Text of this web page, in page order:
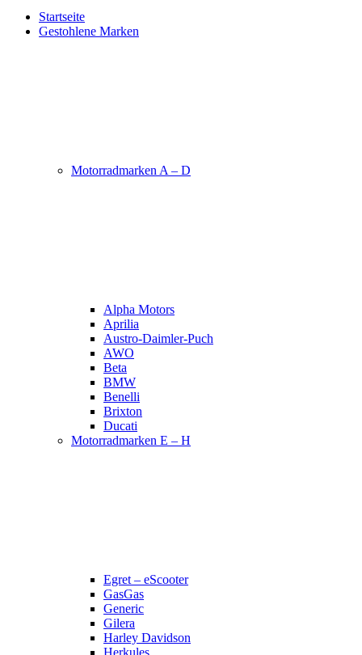
Startseite
Gestohlene Marken
Motorradmarken A – D
Alpha Motors
Aprilia
Austro-Daimler-Puch
AWO
Beta
BMW
Benelli
Brixton
Ducati
Motorradmarken E – H
Egret – eScooter
GasGas
Generic
Gilera
Harley Davidson
Herkules